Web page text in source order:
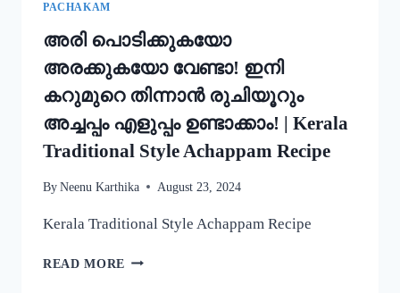
PACHAKAM
അരി പൊടിക്കുകയോ
അരക്കുകയോ വേണ്ടാ! ഇനി
കറുമുറെ തിന്നാൻ രുചിയൂറും
അച്ചപ്പം എളുപ്പം ഉണ്ടാക്കാം! | Kerala
Traditional Style Achappam Recipe
By Neenu Karthika August 23, 2024
Kerala Traditional Style Achappam Recipe
READ MORE അരി